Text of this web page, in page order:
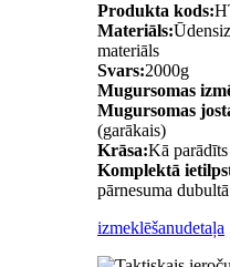
Produkta kods:
Materiāls:
materiāls
Svars:2000g
Mugursomas
Mugursomas
(garākais)
Krāsa:Kā
Komplektā
pārnesuma
izmeklēšanudetaļa